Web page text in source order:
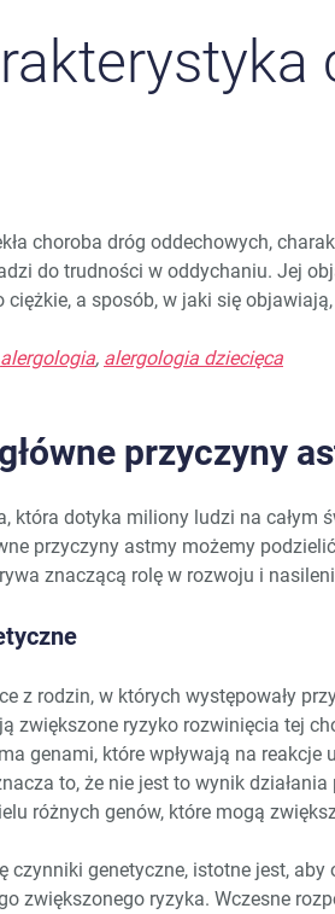
choroba dróg oddechowych,
do trudności w oddychaniu. Jej
ciężkie, a sposób, w jaki się
alergologia, alergologia dziecięca
przyczyny
która dotyka miliony ludzi na całym
przyczyny astmy możemy
znaczącą rolę w rozwoju i
z rodzin, w których występowały
zwiększone ryzyko rozwinięcia tej
genami, które wpływają na reakcje
to, że nie jest to wynik
różnych genów, które mogą
czynniki genetyczne, istotne jest,
zwiększonego ryzyka. Wczesne